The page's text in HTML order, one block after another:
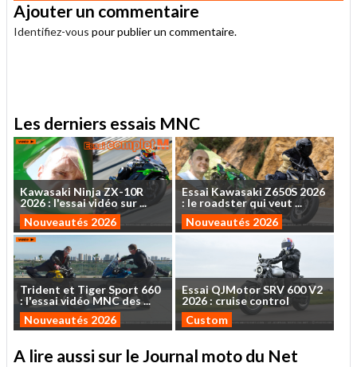
Ajouter un commentaire
Identifiez-vous pour publier un commentaire.
Les derniers essais MNC
Kawasaki NinjaZX-10R
2026: l'essaividéo sur...
Nouveautés 2026
Essai Kawasaki Z650S 2026
: le roadsterquiveut ...
Nouveautés 2026
Trident et TigerSport 660
: l'essaividéo MNCdes...
Nouveautés 2026
EssaiQJMotorSRV 600V2
2026 : cruise control
Custom
A lire aussi sur le Journal moto du Net